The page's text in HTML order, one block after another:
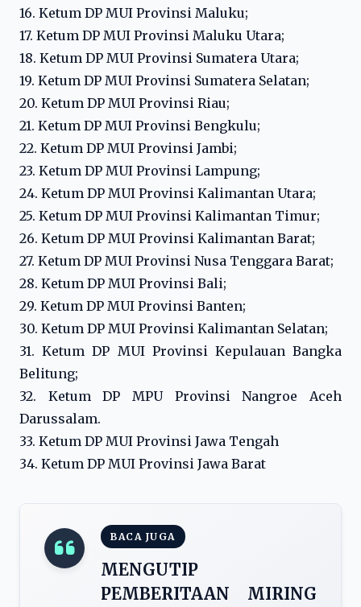
16. Ketum DP MUI Provinsi Maluku;
17. Ketum DP MUI Provinsi Maluku Utara;
18. Ketum DP MUI Provinsi Sumatera Utara;
19. Ketum DP MUI Provinsi Sumatera Selatan;
20. Ketum DP MUI Provinsi Riau;
21. Ketum DP MUI Provinsi Bengkulu;
22. Ketum DP MUI Provinsi Jambi;
23. Ketum DP MUI Provinsi Lampung;
24. Ketum DP MUI Provinsi Kalimantan Utara;
25. Ketum DP MUI Provinsi Kalimantan Timur;
26. Ketum DP MUI Provinsi Kalimantan Barat;
27. Ketum DP MUI Provinsi Nusa Tenggara Barat;
28. Ketum DP MUI Provinsi Bali;
29. Ketum DP MUI Provinsi Banten;
30. Ketum DP MUI Provinsi Kalimantan Selatan;
31. Ketum DP MUI Provinsi Kepulauan Bangka
Belitung;
32. Ketum DP MPU Provinsi Nangroe Aceh
Darussalam.
33. Ketum DP MUI Provinsi Jawa Tengah
34. Ketum DP MUI Provinsi Jawa Barat
BACA JUGA
MENGUTIP
PEMBERITAAN MIRING